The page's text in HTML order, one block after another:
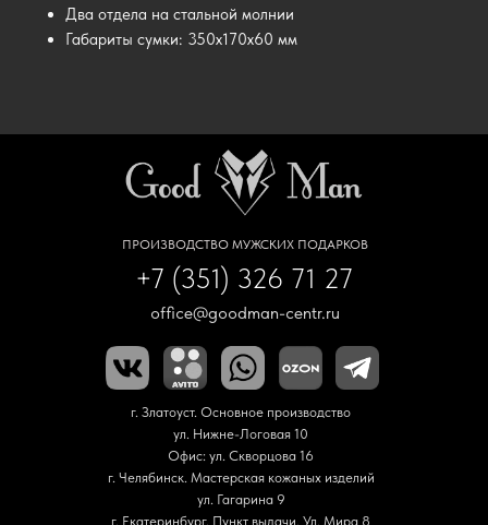
Два отдела на стальной молнии
Габариты сумки: 350х170х60 мм
ПРОИЗВОДСТВО МУЖСКИХ ПОДАРКОВ
г. Златоуст. Основное производство
ул. Нижне-Логовая 10
Офис: ул. Скворцова 16
г. Челябинск. Мастерская кожаных изделий
ул. Гагарина 9
г. Екатеринбург. Пункт выдачи. Ул. Мира 8
+7 (351) 326 71 27
office@goodman-centr.ru